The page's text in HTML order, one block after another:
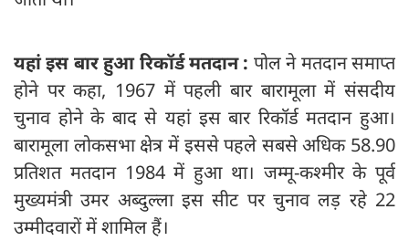
यहां इस बारहुआरिकॉर्ड मतदान : पोल ने मतदान समाप्त
होने पर कहा, 1967 में पहली बार बारामूला में संसदीय
चुनाव होने के बाद से यहां इस बार रिकॉर्ड मतदान हुआ।
बारामूला लोकसभा क्षेत्र में इससे पहले सबसे अधिक 58.90
प्रतिशत मतदान 1984 में हुआ था। जम्मू-कश्मीर के पूर्व
मुख्यमंत्री उमर अब्दुल्ला इस सीट पर चुनाव लड़ रहे 22
उम्मीदवारों में शामिल हैं।